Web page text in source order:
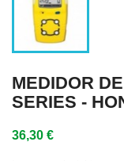
MEDIDOR
SERIES -
36,30 €